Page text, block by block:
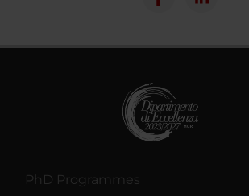
PhD Programmes